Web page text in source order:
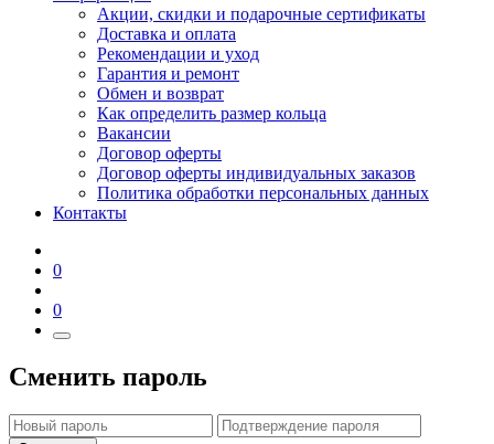
Акции, скидки и подарочные сертификаты
Доставка и оплата
Рекомендации и уход
Гарантия и ремонт
Обмен и возврат
Как определить размер кольца
Вакансии
Договор оферты
Договор оферты индивидуальных заказов
Политика обработки персональных данных
Контакты
0
0
Сменить пароль